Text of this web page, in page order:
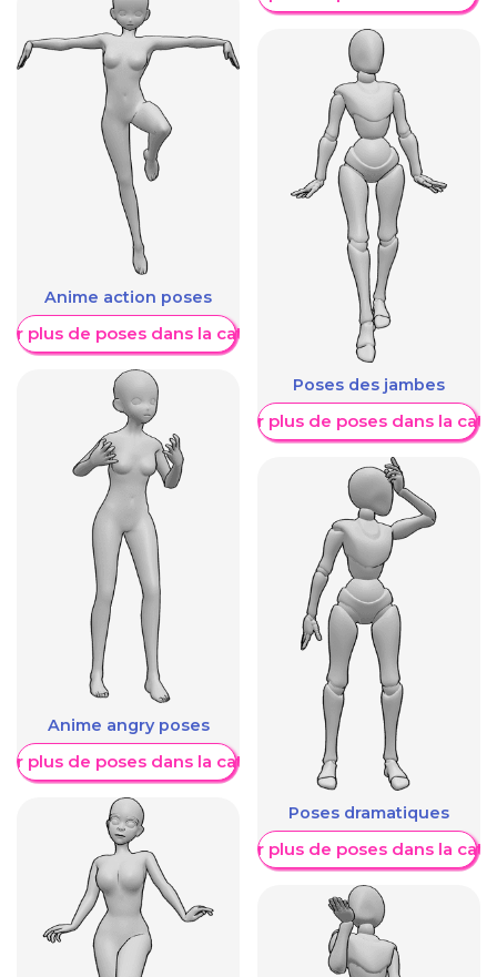
Anime action poses
plus de poses dans la catégorie
Anime angry poses
plus de poses dans la catégorie
Poses des jambes
Afficher plus de poses dans la
Poses dramatiques
Afficher plus de poses dans la